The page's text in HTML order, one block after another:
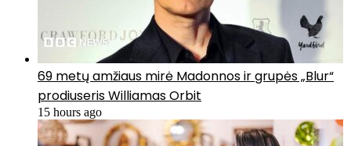
69 metų amžiaus mirė Madonnos ir grupės „Blur“
prodiuseris Williamas Orbit
15 hours ago